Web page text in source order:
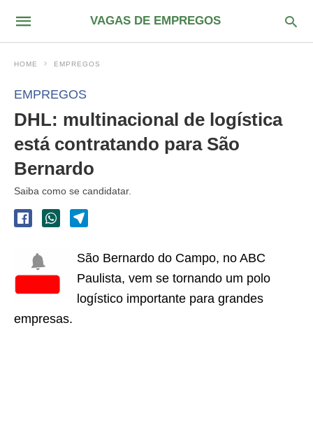
VAGAS DE EMPREGOS
HOME EMPREGOS
EMPREGOS
DHL: multinacional de logística
está contratando para São
Bernardo
Saiba como se candidatar.
São Bernardo do Campo, no ABC
Paulista, vem se tornando um polo
logístico importante para grandes
empresas.